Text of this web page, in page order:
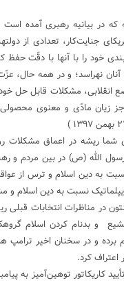
که در بیانیه رهبری آمده
جنایت‌کار، تعدادی از
خود را با آنها با دقّت حفظ
نهراسد؛ و در همه حال،
انقلابی، مشکلات قابل حل
زیان مادّی و معنوی
شما ریشه در اعماق مشکلات
الله (ص) در بین مردم و
به دین اسلام و ترس از
نسبت به دین اسلام و
در مناظرات انتخابات
و بدنام کردن اسلام
برده و در سخنان اخیر
کرد.
کاریکاتور توهین‌آمیز به